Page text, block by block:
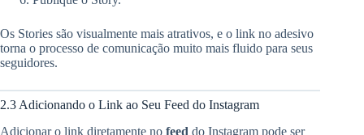
Os Stories são visualmente mais atrativos, e o link no adesivo
torna o processo de comunicação muito mais fluido para seus
seguidores.
2.3 Adicionando o Link ao Seu Feed do Instagram
Adicionar o link diretamente no feed do Instagram pode ser